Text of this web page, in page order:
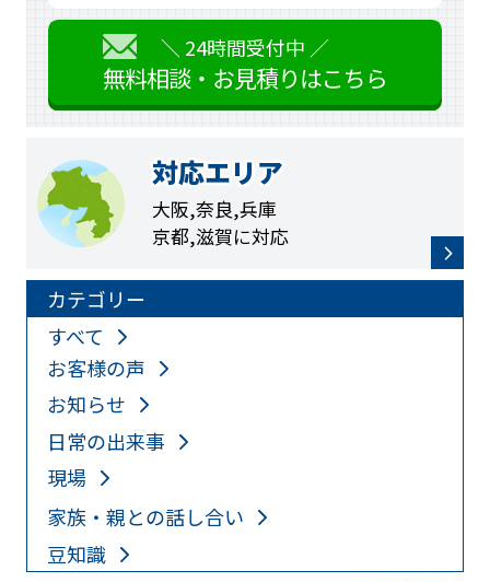
＼ 24時間受付中 ／
無料相談・お見積りはこちら
対応エリア
大阪,奈良,兵庫
京都,滋賀に対応
カテゴリー
すべて
お客様の声
お知らせ
日常の出来事
現場
家族・親との話し合い
豆知識